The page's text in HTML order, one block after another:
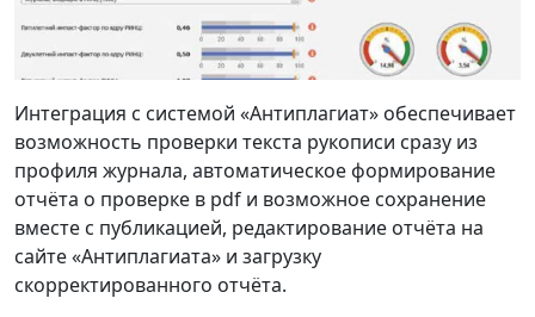
Интеграция с системой «Антиплагиат» обеспечивает
возможность проверки текста рукописи сразу из
профиля журнала, автоматическое формирование
отчёта о проверке в pdf и возможное сохранение
вместе с публикацией, редактирование отчёта на
сайте «Антиплагиата» и загрузку
скорректированного отчёта.